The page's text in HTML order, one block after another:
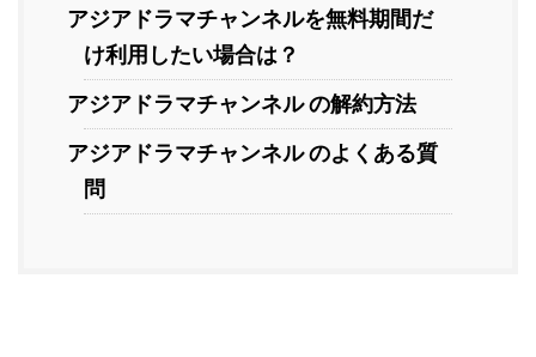
アジアドラマチャンネルを無料期間だ
け利用したい場合は？
アジアドラマチャンネル の解約方法
アジアドラマチャンネル のよくある質
問